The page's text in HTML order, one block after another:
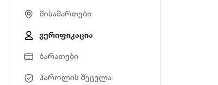
მისამართები
ვერიფიკაცია
ბარათები
პაროლის შეცვლა